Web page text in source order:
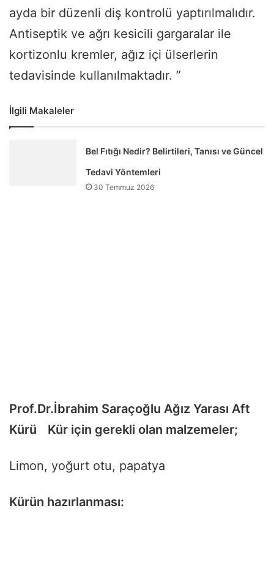
ayda bir düzenli diş kontrolü yaptırılmalıdır.
Antiseptik ve ağrı kesicili gargaralar ile
kortizonlu kremler, ağız içi ülserlerin
tedavisinde kullanılmaktadır. ”
İlgili Makaleler
Bel Fıtığı Nedir? Belirtileri, Tanısı ve Güncel
Tedavi Yöntemleri
30 Temmuz 2026
Prof.Dr.İbrahim Saraçoğlu Ağız Yarası Aft
Kürü
Kür için gerekli olan malzemeler;
Limon, yoğurt otu, papatya
Kürün hazırlanması: